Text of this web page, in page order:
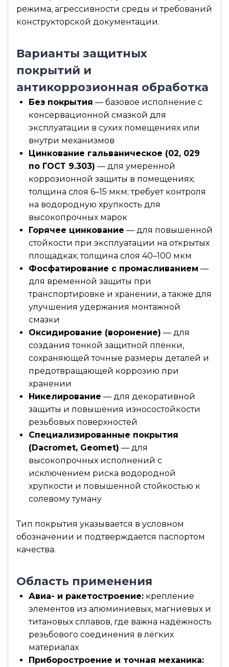
режима, агрессивности среды и требований
конструкторской документации.
Варианты защитных
покрытий и
антикоррозионная обработка
Без покрытия — базовое исполнение с
консервационной смазкой для
эксплуатации в сухих помещениях или
внутри механизмов
Цинкование гальваническое (02, 029
по ГОСТ 9.303) — для умеренной
коррозионной защиты в помещениях;
толщина слоя 6–15 мкм; требует контроля
на водородную хрупкость для
высокопрочных марок
Горячее цинкование — для повышенной
стойкости при эксплуатации на открытых
площадках; толщина слоя 40–100 мкм
Фосфатирование с промасливанием —
для временной защиты при
транспортировке и хранении, а также для
улучшения удержания монтажной
смазки
Оксидирование (воронение) — для
создания тонкой защитной плёнки,
сохраняющей точные размеры деталей и
предотвращающей коррозию при
хранении
Никелирование — для декоративной
защиты и повышения износостойкости
резьбовых поверхностей
Специализированные покрытия
(Dacromet, Geomet) — для
высокопрочных исполнений с
исключением риска водородной
хрупкости и повышенной стойкостью к
солевому туману
Тип покрытия указывается в условном
обозначении и подтверждается паспортом
качества.
Область применения
Авиа- и ракетостроение: крепление
элементов из алюминиевых, магниевых и
титановых сплавов, где важна надёжность
резьбового соединения в лёгких
материалах
Приборостроение и точная механика: